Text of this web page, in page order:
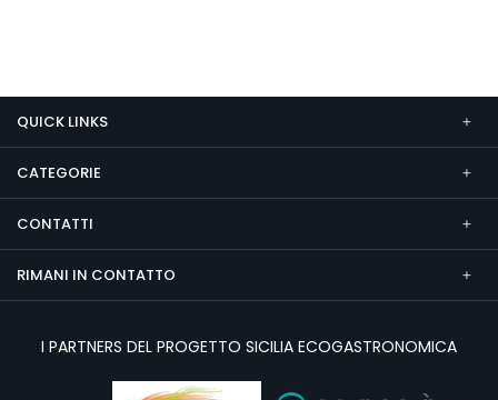
QUICK LINKS
CATEGORIE
CONTATTI
RIMANI IN CONTATTO
I PARTNERS DEL PROGETTO SICILIA ECOGASTRONOMICA